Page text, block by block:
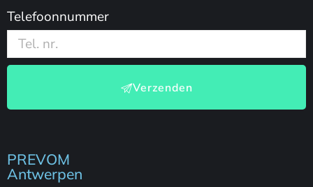
Telefoonnummer
Verzenden
PREVOM
Antwerpen